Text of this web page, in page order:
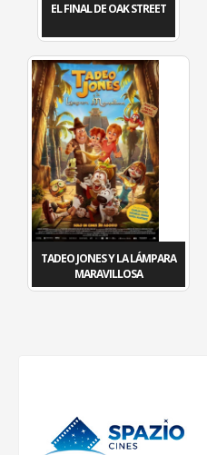
EL FINAL DE OAK STREET
TADEO JONES Y LA LÁMPARA
MARAVILLOSA